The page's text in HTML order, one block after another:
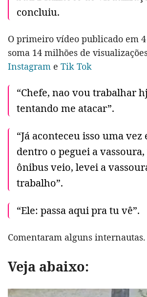
concluiu.
O primeiro vídeo publicado em
soma 14 milhões de
Instagram e Tik Tok
“Chefe, nao vou trabalhar
tentando me atacar”.
“Já aconteceu isso uma
dentro o peguei a
ônibus veio, levei a
trabalho”.
“Ele: passa aqui pra tu vê”.
Comentaram alguns internautas.
Veja abaixo: